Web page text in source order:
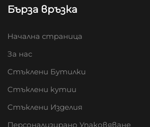
Бърза връзка
Начална страница
За нас
Стъклени Бутилки
Стъклени кутии
Стъклени Изделия
Персонализирано Упаковяване